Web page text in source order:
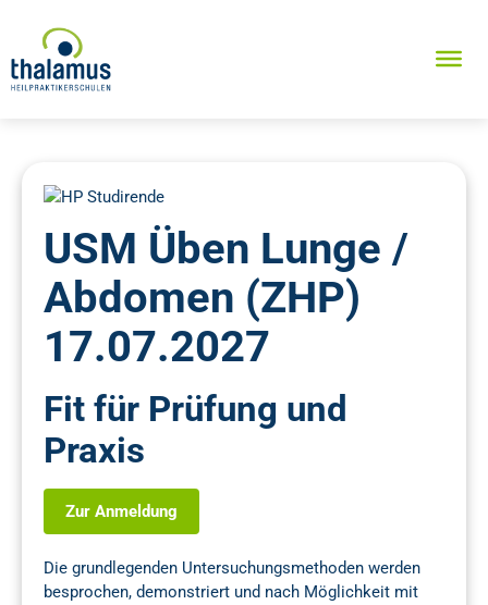
USM Üben Lunge /
Abdomen (ZHP)
17.07.2027
Fit für Prüfung und
Praxis
Zur Anmeldung
Die grundlegenden Untersuchungsmethoden werden
besprochen, demonstriert und nach Möglichkeit mit